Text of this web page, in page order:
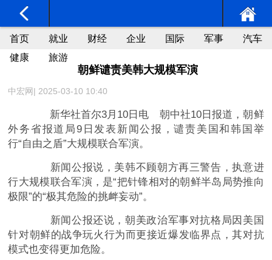
首页 就业 财经 企业 国际 军事
汽车
健康
旅游
朝鲜谴责美韩大规模军演
中宏网| 2025-03-10 10:40
新华社首尔3月10日电 朝中社10日报道，朝鲜
外务省报道局9日发表新闻公报，谴责美国和韩国举
行“自由之盾”大规模联合军演。
新闻公报说，美韩不顾朝方再三警告，执意进
行大规模联合军演，是“把针锋相对的朝鲜半岛局势推向
极限”的“极其危险的挑衅妄动”。
新闻公报还说，朝美政治军事对抗格局因美国
针对朝鲜的战争玩火行为而更接近爆发临界点，其对抗
模式也变得更加危险。